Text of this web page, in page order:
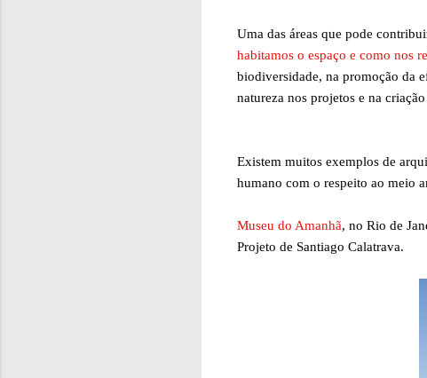
Uma das áreas que pode
habitamos o espaço e como nos
biodiversidade, na promoção da
natureza nos projetos e na criação
Existem muitos exemplos de
humano com o respeito ao meio
Museu do Amanhã, no Rio de
Projeto de Santiago Calatrava.